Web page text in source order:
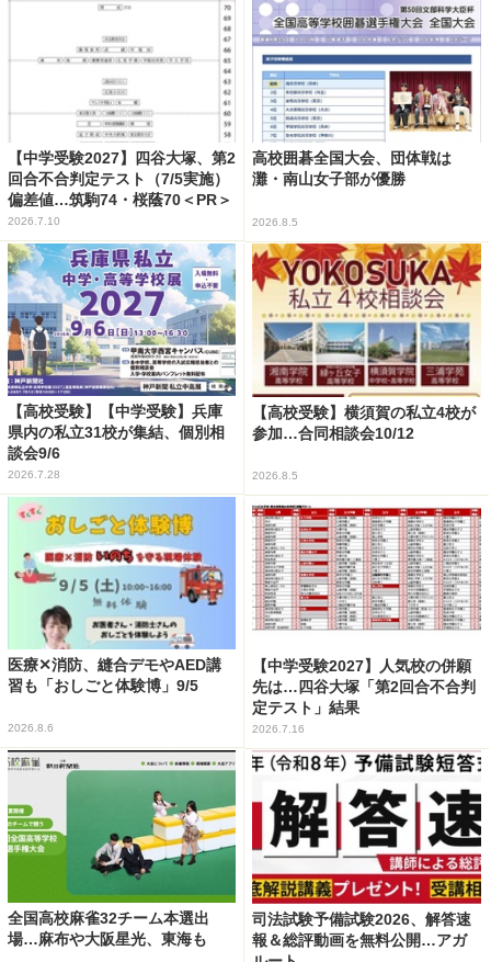
【中学受験2027】四谷大塚、第2
回合不合判定テスト（7/5実施）
偏差値…筑駒74・桜蔭70＜PR＞
2026.7.10
高校囲碁全国大会、団体戦は
灘・南山女子部が優勝
2026.8.5
【高校受験】【中学受験】兵庫
県内の私立31校が集結、個別相
談会9/6
2026.7.28
【高校受験】横須賀の私立4校が
参加…合同相談会10/12
2026.8.5
医療✕消防、縫合デモやAED講
習も「おしごと体験博」9/5
2026.8.6
【中学受験2027】人気校の併願
先は…四谷大塚「第2回合不合判
定テスト」結果
2026.7.16
全国高校麻雀32チーム本選出
場…麻布や大阪星光、東海も
司法試験予備試験2026、解答速
報＆総評動画を無料公開…アガ